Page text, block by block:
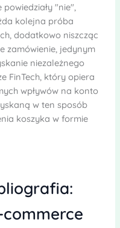
"nie",
kolejna próba
dodatkowo niszcząc
zamówienie, jedynym
niezależnego
FinTech, który opiera
wpływów na konto
w ten sposób
koszyka w formie